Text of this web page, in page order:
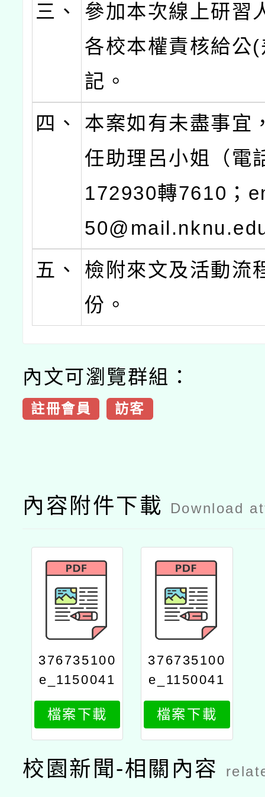
三、
參加本次線上研習
各校本權責核給公
記。
四、
本案如有未盡事宜
任助理呂小姐（電
172930轉7610；
五、
檢附來文及活動流
份。
內文可瀏覽群組：
註冊會員 訪客
內容附件下載 Download
376735100
e_1150041
108_attach
2
檔案下載
376735100
e_1150041
108_attach
1
檔案下載
校園新聞-相關內容